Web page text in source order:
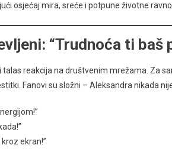
osjećaj mira, sreće i potpune životne
“Trudnoća ti baš
talas reakcija na društvenim mrežama. Za
Fanovi su složni – Aleksandra nikada
ekran!”